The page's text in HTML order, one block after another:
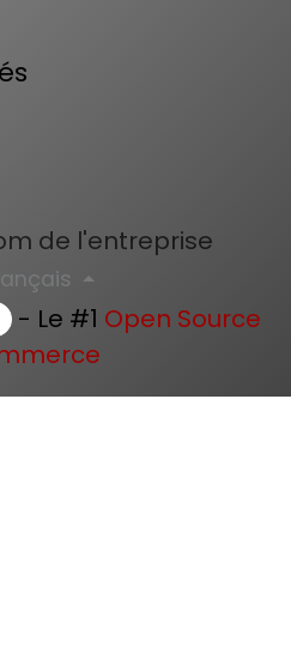
de l'entreprise
- Le #1 Open Source